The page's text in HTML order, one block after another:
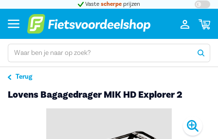
Vaste scherpe prijzen
Terug
Lovens Bagagedrager MIK HD Explorer 2